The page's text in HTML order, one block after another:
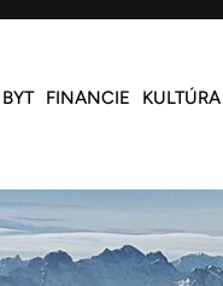
FINANCIE KULTÚRA